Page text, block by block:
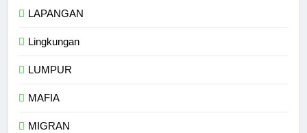
LAPANGAN
Lingkungan
LUMPUR
MAFIA
MIGRAN